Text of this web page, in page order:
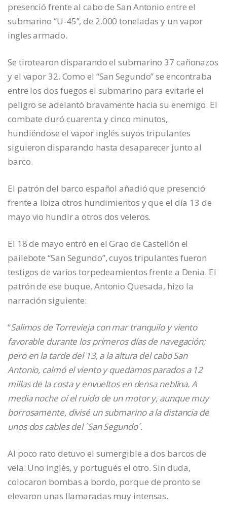
presenció frente al cabo de San Antonio entre el
submarino “U-45”, de 2.000 toneladas y un vapor
ingles armado.
Se tirotearon disparando el submarino 37 cañonazos
y el vapor 32. Como el “San Segundo” se encontraba
entre los dos fuegos el submarino para evitarle el
peligro se adelantó bravamente hacia su enemigo. El
combate duró cuarenta y cinco minutos,
hundiéndose el vapor inglés suyos tripulantes
siguieron disparando hasta desaparecer junto al
barco.
El patrón del barco español añadió que presenció
frente a Ibiza otros hundimientos y que el día 13 de
mayo vio hundir a otros dos veleros.
El 18 de mayo entró en el Grao de Castellón el
pailebote “San Segundo”, cuyos tripulantes fueron
testigos de varios torpedeamientos frente a Denia. El
patrón de ese buque, Antonio Quesada, hizo la
narración siguiente:
“Salimos de Torrevieja con mar tranquilo y viento
favorable durante los primeros días de navegación;
pero en la tarde del 13, a la altura del cabo San
Antonio, calmó el viento y quedamos parados a 12
millas de la costa y envueltos en densa neblina. A
media noche oí el ruido de un motor y, aunque muy
borrosamente, divisé un submarino a la distancia de
unos dos cables del `San Segundo´.
Al poco rato detuvo el sumergible a dos barcos de
vela: Uno inglés, y portugués el otro. Sin duda,
colocaron bombas a bordo, porque de pronto se
elevaron unas llamaradas muy intensas.